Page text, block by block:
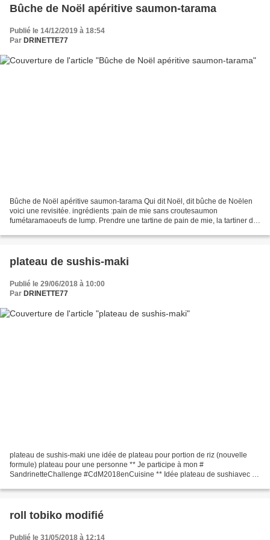
Bûche de Noël apéritive saumon-tarama
Publié le 14/12/2019 à 18:54
Par DRINETTE77
Bûche de Noël apéritive saumon-tarama Qui dit Noël, dit bûche de Noëlen
voici une revisitée. ingrédients :pain de mie sans croutesaumon
fumétaramaoeufs de lump. Prendre une tartine de pain de mie, la tartiner de
plateau de sushis-maki
Publié le 29/06/2018 à 10:00
Par DRINETTE77
plateau de sushis-maki une idée de plateau pour portion de riz (nouvelle
formule) plateau pour une personne ** Je participe à mon #
SandrinetteChallenge #CdM2018enCuisine ** Idée plateau de sushiavec la
roll tobiko modifié
Publié le 31/05/2018 à 12:14